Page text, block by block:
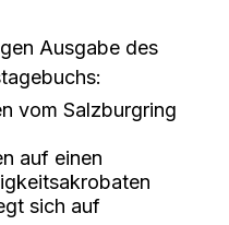
Ausgabe des
sich auf